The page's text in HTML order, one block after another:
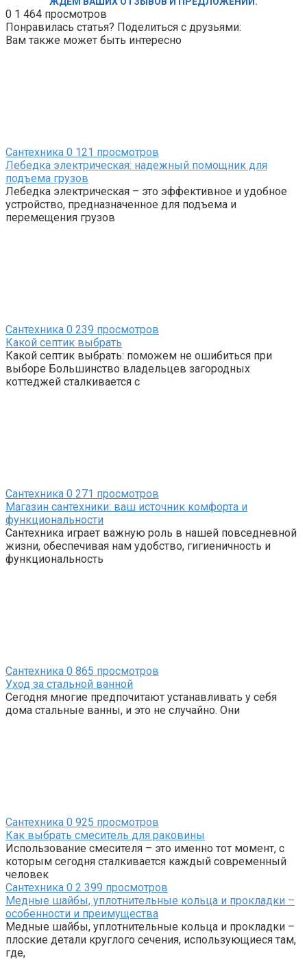
0 1 464 просмотров
Понравилась статья? Поделиться с друзьями:
Вам также может быть интересно
Сантехника 0 121 просмотров
Лебедка электрическая: надежный помощник для
подъема грузов
Лебедка электрическая – это эффективное и удобное
устройство, предназначенное для подъема и
перемещения грузов
Сантехника 0 239 просмотров
Какой септик выбрать
Какой септик выбрать: поможем не ошибиться при
выборе Большинство владельцев загородных
коттеджей сталкивается с
Сантехника 0 271 просмотров
Магазин сантехники: ваш источник комфорта и
функциональности
Сантехника играет важную роль в нашей повседневной
жизни, обеспечивая нам удобство, гигиеничность и
функциональность
Сантехника 0 865 просмотров
Уход за стальной ванной
Сегодня многие предпочитают устанавливать у себя
дома стальные ванны, и это не случайно. Они
Сантехника 0 925 просмотров
Как выбрать смеситель для раковины
Использование смесителя – это именно тот момент, с
которым сегодня сталкивается каждый современный
человек
Сантехника 0 2 399 просмотров
Медные шайбы, уплотнительные кольца и прокладки –
особенности и преимущества
Медные шайбы, уплотнительные кольца и прокладки –
плоские детали круглого сечения, использующиеся там,
где,